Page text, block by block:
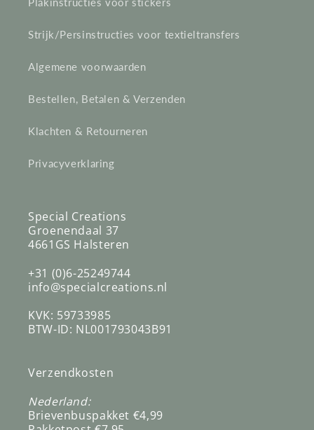
Strijk/Persinstructies voor textieltransfers
Algemene voorwaarden
Bestellen, Betalen & Verzenden
Klachten & Retourneren
Privacyverklaring
Special Creations
Groenendaal 37
4661GS Halsteren
+31 (0)6-25249744
info@specialcreations.nl
KVK: 59733985
BTW-ID: NL001793043B91
Verzendkosten
Nederland:
Brievenbuspakket €4,99